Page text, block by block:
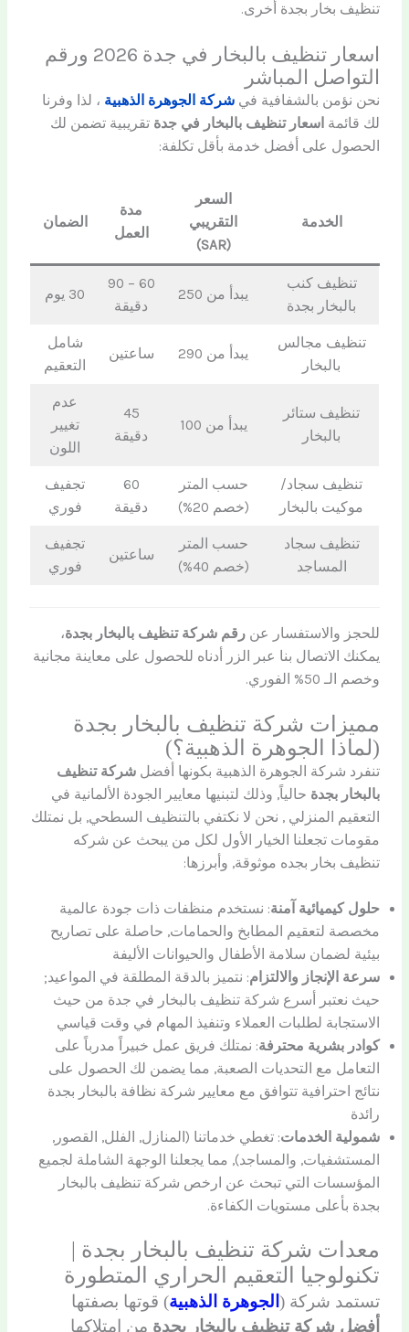
تنظيف بخار بجدة أخرى.
اسعار تنظيف بالبخار في جدة 2026 ورقم
التواصل المباشر
نحن نؤمن بالشفافية فيشركة الجوهرة الذهبية ، لذا وفرنا
لك قائمة اسعار تنظيف بالبخار في جدة تقريبية تضمن لك
الحصول على أفضل خدمة بأقل تكلفة:
الخدمة
السعر
التقريبي
(SAR)
مدة
العمل
الضمان
تنظيف كنب
بالبخار بجدة
يبدأ من 250
60 – 90
دقيقة
30 يوم
تنظيف مجالس
بالبخار
يبدأ من 290 ساعتين
شامل
التعقيم
تنظيف ستائر
بالبخار
يبدأ من 100
45
دقيقة
عدم
تغيير
اللون
تنظيف سجاد/
موكيت بالبخار
حسب المتر
(خصم 20%)
60
دقيقة
تجفيف
فوري
تنظيف سجاد
المساجد
حسب المتر
(خصم 40%)
ساعتين
تجفيف
فوري
للحجز والاستفسار عنرقم شركة تنظيف بالبخار بجدة،
يمكنك الاتصال بنا عبر الزر أدناه للحصول على معاينة مجانية
وخصم الـ 50% الفوري.
مميزات شركة تنظيف بالبخار بجدة
(لماذا الجوهرة الذهبية؟)
تنفرد شركة الجوهرة الذهبية بكونها أفضلشركة تنظيف
بالبخار بجدة حالياً, وذلك لتبنيها معايير الجودة الألمانية في
التعقيم المنزلي , نحن لا نكتفي بالتنظيف السطحي, بل نمتلك
مقومات تجعلنا الخيار الأول لكل من يبحث عن شركه
تنظيف بخار بجده موثوقة, وأبرزها:
حلول كيميائية آمنة: نستخدم منظفات ذات جودة عالمية
مخصصة لتعقيم المطابخ والحمامات, حاصلة على تصاريح
بيئية لضمان سلامة الأطفال والحيوانات الأليفة
سرعة الإنجاز والالتزام: نتميز بالدقة المطلقة في المواعيد;
حيث نعتبر أسرع شركة تنظيف بالبخار في جدة من حيث
الاستجابة لطلبات العملاء وتنفيذ المهام في وقت قياسي
كوادر بشرية محترفة: نمتلك فريق عمل خبيراً مدرباً على
التعامل مع التحديات الصعبة, مما يضمن لك الحصول على
نتائج احترافية تتوافق مع معايير شركة نظافة بالبخار بجدة
رائدة
شمولية الخدمات: تغطي خدماتنا (المنازل, الفلل, القصور,
المستشفيات, والمساجد), مما يجعلنا الوجهة الشاملة لجميع
المؤسسات التي تبحث عن ارخص شركة تنظيف بالبخار
بجدة بأعلى مستويات الكفاءة.
معدات شركة تنظيف بالبخار بجدة |
تكنولوجيا التعقيم الحراري المتطورة
تستمد شركة ( الجوهرة الذهبية) قوتها بصفتها
أفضل شركة تنظيف بالبخار بجدة من امتلاكها